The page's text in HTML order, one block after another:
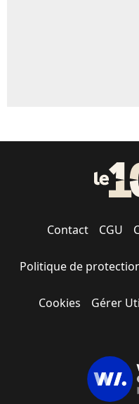
Contact CGU
Politique de
Cookies Gérer